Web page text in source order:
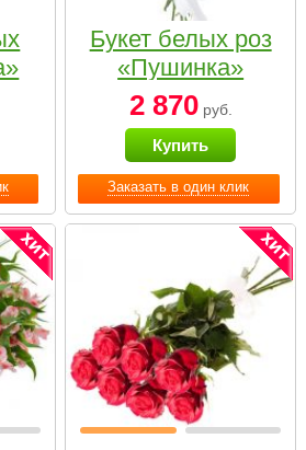
Заказать в один клик
Букет белых роз
«Пушинка»
2 870руб.
Купить